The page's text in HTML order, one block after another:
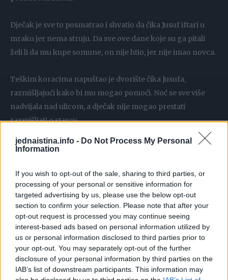
jednaistina.info - Do Not Process My Personal
Information
If you wish to opt-out of the sale, sharing to third parties, or
processing of your personal or sensitive information for
targeted advertising by us, please use the below opt-out
section to confirm your selection. Please note that after your
opt-out request is processed you may continue seeing
interest-based ads based on personal information utilized by
us or personal information disclosed to third parties prior to
your opt-out. You may separately opt-out of the further
disclosure of your personal information by third parties on the
IAB’s list of downstream participants. This information may
Dječak je sve to posmatrao i shvatio da čika Jusuf iftari u
mraku jer nema struju. Da sve ove dane koje su ga pitali
želi li da mu kupe somune, on nije htio, jer nije imao novca.
Teškim koracima napuštao je dvorište čika Jusufa,
razmišljajući kako bi mu mogao pomoći. Noć se sve više
nadvijala nad ulicom, a dječak nije mogao prestati
razmišljati o starcu.
Sutradan se našao sa svojim prijateljima i odlučili su
ubacili novca onoliko koliko mogu. Dogovorili su se da ne
govore za koga se pomoć prikuplja.
Još jedno prediftarsko vrijeme. Dječaci su po ulici, po
gradu postavili kutije za sakupljanje pomoći.
Čika Jusuf je i ovaj put krenuo u šetnju. Desnu ruku je držao
čvrsto stisnutu. Dolazeći do pekare u kojoj je htio kupiti